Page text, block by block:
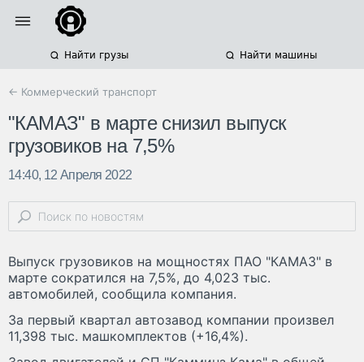
Найти грузы Найти машины
← Коммерческий транспорт
"КАМАЗ" в марте снизил выпуск
грузовиков на 7,5%
14:40, 12 Апреля 2022
Выпуск грузовиков на мощностях ПАО "КАМАЗ" в
марте сократился на 7,5%, до 4,023 тыс.
автомобилей, сообщила компания.
За первый квартал автозавод компании произвел
11,398 тыс. машкомплектов (+16,4%).